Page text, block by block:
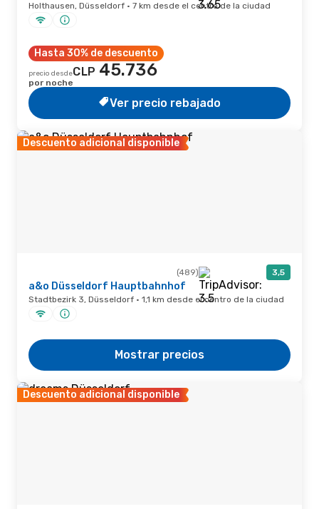
Holthausen, Düsseldorf · 7 km desde el centro de la ciudad
Hasta 30% de descuento
precio desdeCLP 45.736
por noche
Ver precio rebajado
Descuento adicional disponible
(489) 3,5
a&o Düsseldorf Hauptbahnhof
Stadtbezirk 3, Düsseldorf · 1,1 km desde el centro de la ciudad
Mostrar precios
Descuento adicional disponible